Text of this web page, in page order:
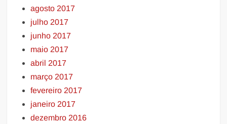
agosto 2017
julho 2017
junho 2017
maio 2017
abril 2017
março 2017
fevereiro 2017
janeiro 2017
dezembro 2016